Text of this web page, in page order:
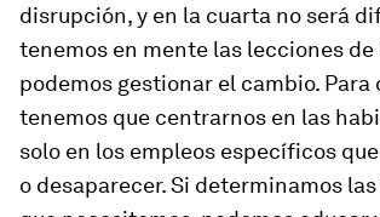
disrupción, y en la cuarta no será
tenemos en mente las lecciones
podemos gestionar el cambio. Para
tenemos que centrarnos en las
solo en los empleos específicos
o desaparecer. Si determinamos